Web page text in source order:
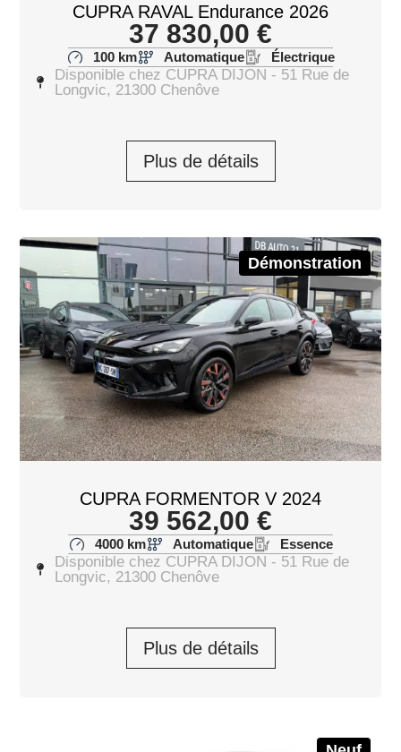
CUPRA RAVAL Endurance 2026
37 830,00 €
100 km Automatique Électrique
Disponible chez CUPRA DIJON - 51 Rue de
Longvic, 21300 Chenôve
Plus de détails
Démonstration
CUPRA FORMENTOR V 2024
39 562,00 €
4000 km Automatique Essence
Disponible chez CUPRA DIJON - 51 Rue de
Longvic, 21300 Chenôve
Plus de détails